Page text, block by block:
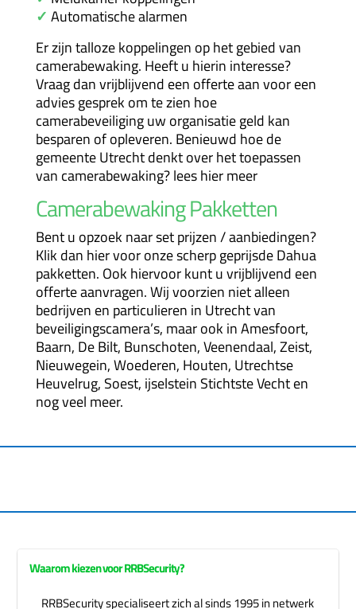
✓ Automatische alarmen
Er zijn talloze koppelingen op het gebied van
camerabewaking. Heeft u hierin interesse?
Vraag dan vrijblijvend een offerte aan voor een
advies gesprek om te zien hoe
camerabeveiliging uw organisatie geld kan
besparen of opleveren. Benieuwd hoe de
gemeente Utrechtdenkt over het toepassen
van camerabewaking?lees hier meer
Camerabewaking Pakketten
Bent u opzoek naar set prijzen / aanbiedingen?
Klik dan hiervoor onze scherp geprijsde Dahua
pakketten. Ook hiervoor kunt u vrijblijvend een
offerte aanvragen. Wij voorzien niet alleen
bedrijven en particulieren in Utrecht van
beveiligingscamera’s, maar ook in Amesfoort,
Baarn, De Bilt, Bunschoten, Veenendaal, Zeist,
Nieuwegein, Woederen, Houten, Utrechtse
Heuvelrug, Soest, ijselstein Stichtste Vecht en
nog veel meer.
Waarom kiezen voor RRBSecurity?
RRBSecurity specialiseert zich al sinds 1995 in netwerk